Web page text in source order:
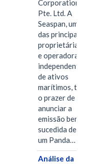
Corporation
Pte. Ltd. A
Seaspan, uma
das principais
proprietárias
e operadoras
independentes
de ativos
marítimos, tem
o prazer de
anunciar a
emissão bem-
sucedida de
um Panda…
Análise da